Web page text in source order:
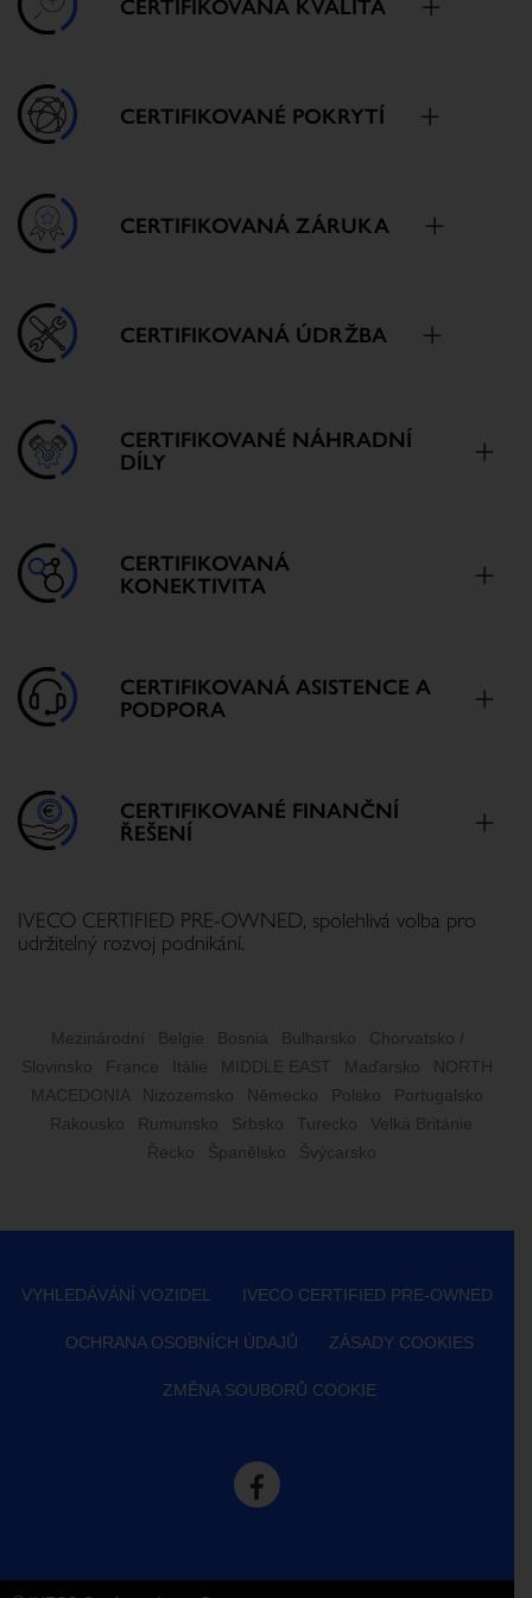
CERTIFIKOVANÉ POKRYTÍ
CERTIFIKOVANÁ ZÁRUKA
CERTIFIKOVANÁ ÚDRŽBA
CERTIFIKOVANÉ NÁHRADNÍ
DÍLY
CERTIFIKOVANÁ
KONEKTIVITA
CERTIFIKOVANÁ ASISTENCE A
PODPORA
CERTIFIKOVANÉ FINANČNÍ
ŘEŠENÍ
IVECO CERTIFIED PRE-OWNED, spolehlivá volba pro
udržitelný rozvoj podnikání.
Mezinárodní Belgie Bosnia Bulharsko
Chorvatsko /
Slovinsko
France Itálie MIDDLE EAST Maďarsko
NORTH
MACEDONIA
Nizozemsko Německo Polsko
Portugalsko
Rakousko
Rumunsko Srbsko Turecko
Velká Británie
Řecko
Španělsko Švýcarsko
VYHLEDÁVÁNÍ VOZIDEL IVECO CERTIFIED PRE-OWNED
OCHRANA OSOBNÍCH ÚDAJŮ ZÁSADY COOKIES
ZMĚNA SOUBORŮ COOKIE